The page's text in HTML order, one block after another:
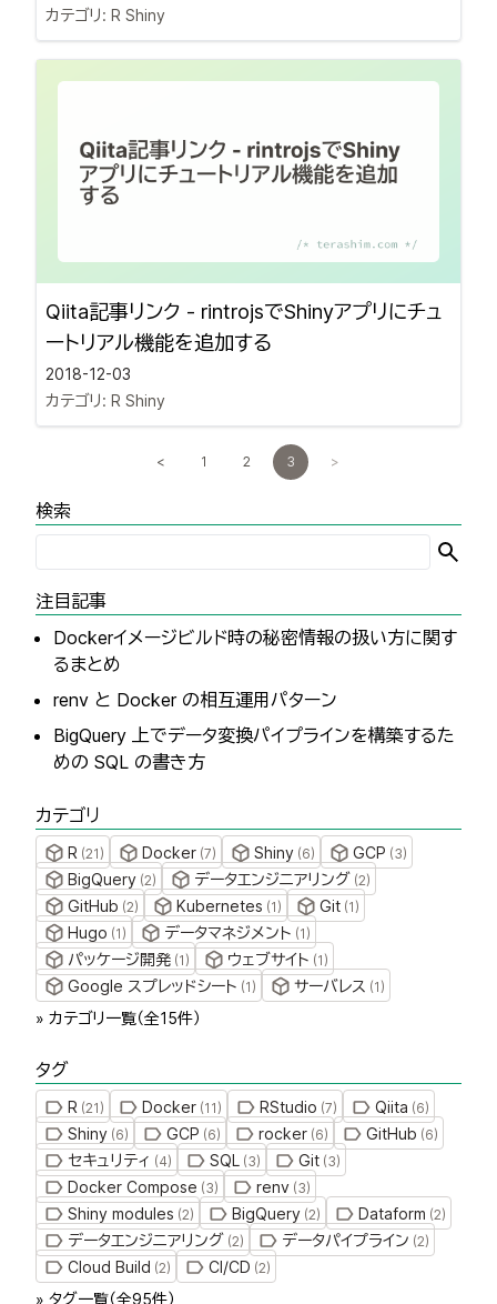
カテゴリ: R Shiny
Qiita記事リンク - rintrojsでShinyアプリにチュ
ートリアル機能を追加する
2018-12-03
カテゴリ: R Shiny
< 1 2 3 >
検索
注目記事
Dockerイメージビルド時の秘密情報の扱い方に関す
るまとめ
renv と Docker の相互運用パターン
BigQuery 上でデータ変換パイプラインを構築するた
めの SQL の書き方
カテゴリ
R (21) Docker (7) Shiny (6) GCP (3)
BigQuery (2) データエンジニアリング (2)
GitHub (2) Kubernetes (1) Git (1)
Hugo (1) データマネジメント (1)
パッケージ開発 (1) ウェブサイト (1)
Google スプレッドシート (1) サーバレス (1)
» カテゴリ一覧（全15件）
タグ
R (21) Docker (11) RStudio (7) Qiita (6)
Shiny (6) GCP (6) rocker (6) GitHub (6)
セキュリティ (4) SQL (3) Git (3)
Docker Compose (3) renv (3)
Shiny modules (2) BigQuery (2) Dataform (2)
データエンジニアリング (2) データパイプライン (2)
Cloud Build (2) CI/CD (2)
» タグ一覧（全95件）